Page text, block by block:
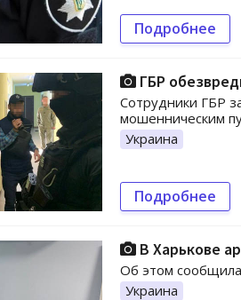
Подробнее
ГБР
Сотрудники ГБР
мошенническим
Украина
Подробнее
В Харькове
Об этом сообщила
Украина